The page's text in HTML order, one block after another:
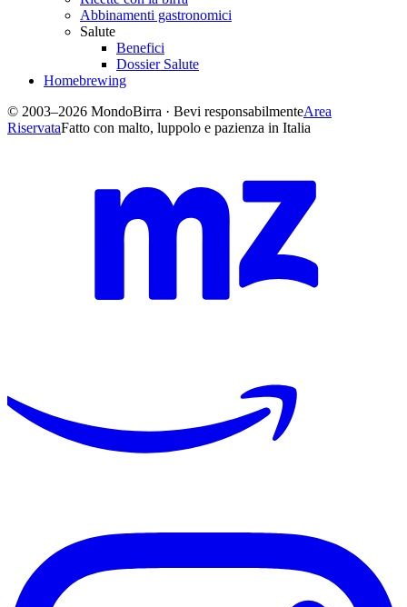
Abbinamenti gastronomici
Salute
Benefici
Dossier Salute
Homebrewing
© 2003–2026 MondoBirra · Bevi responsabilmenteArea
RiservataFatto con malto, luppolo e pazienza in Italia